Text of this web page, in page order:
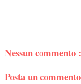
Nessun commento :
Posta un commento